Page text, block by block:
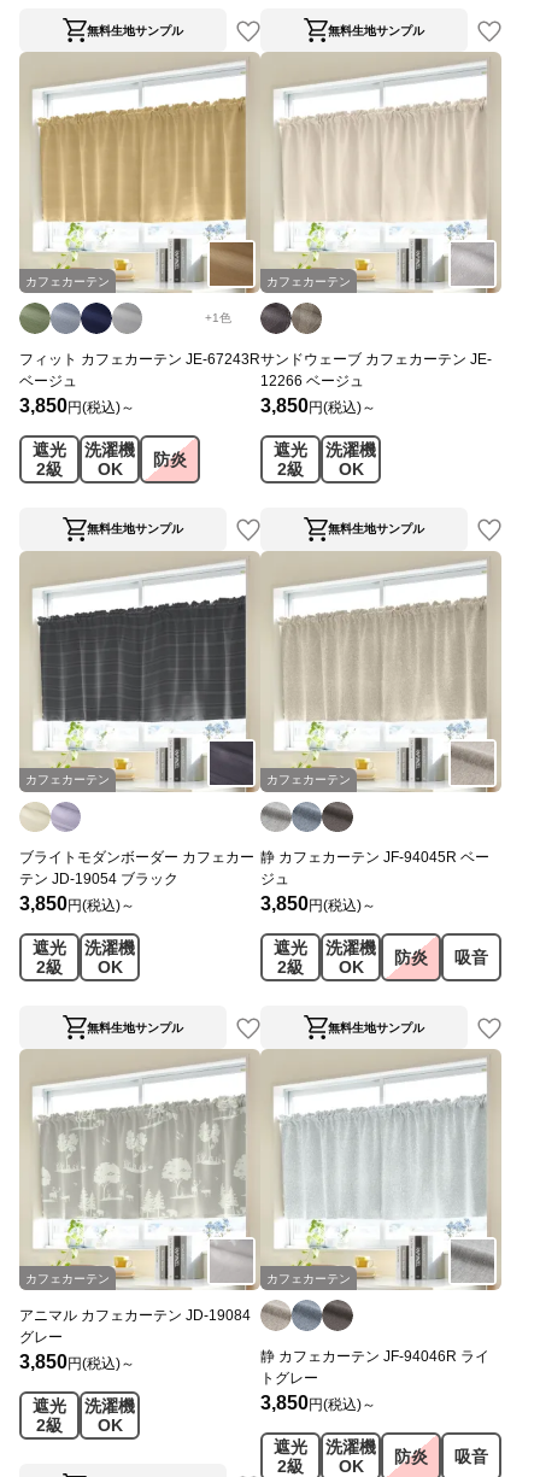
無料生地サンプル 無料生地サンプル
カフェカーテン
+1色
フィット カフェカーテン JE-67243R
ベージュ
3,850円(税込)～
遮光
2級
洗濯機
OK
防炎
無料生地サンプル
カフェカーテン
サンドウェーブ カフェカーテン JE-
12266 ベージュ
3,850円(税込)～
遮光
2級
洗濯機
OK
無料生地サンプル
カフェカーテン
ブライトモダンボーダー カフェカー
テン JD-19054 ブラック
3,850円(税込)～
遮光
2級
洗濯機
OK
無料生地サンプル
カフェカーテン
静 カフェカーテン JF-94045R ベー
ジュ
3,850円(税込)～
遮光
2級
洗濯機
OK
防炎 吸音
無料生地サンプル
カフェカーテン
アニマル カフェカーテン JD-19084
グレー
3,850円(税込)～
遮光
2級
洗濯機
OK
カフェカーテン
静 カフェカーテン JF-94046R ライ
トグレー
3,850円(税込)～
遮光
2級
洗濯機
OK
防炎 吸音